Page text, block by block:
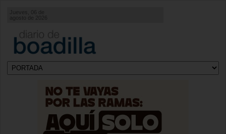
agosto de 2026